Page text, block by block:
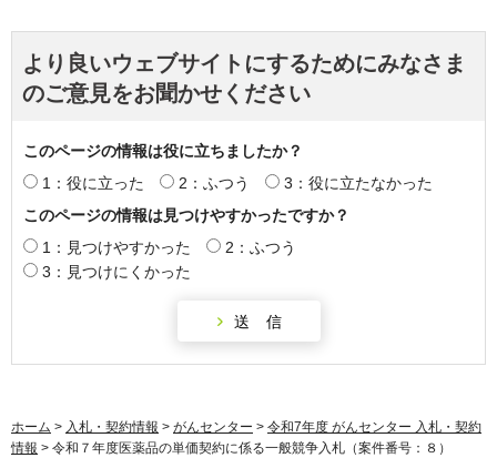
より良いウェブサイトにするためにみなさま
のご意見をお聞かせください
このページの情報は役に立ちましたか？
1：役に立った
2：ふつう
3：役に立たなかった
このページの情報は見つけやすかったですか？
1：見つけやすかった
2：ふつう
3：見つけにくかった
ホーム > 入札・契約情報 > がんセンター > 令和7年度 がんセンター 入札・契約
情報 > 令和７年度医薬品の単価契約に係る一般競争入札（案件番号：８）